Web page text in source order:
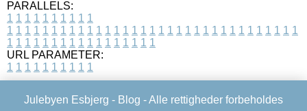
PARALLELS:
1 1 1 1 1 1 1 1 1 1
1 1 1 1 1 1 1 1 1 1 1 1 1 1 1 1 1 1 1 1 1 1 1 1 1 1 1 1 1 1 1 1 1
1 1 1 1 1 1 1 1 1 1 1 1 1 1 1 1 1
URL PARAMETER:
1 1 1 1 1 1 1 1 1 1
Julebyen Esbjerg - Blog - Alle rettigheder forbeholdes